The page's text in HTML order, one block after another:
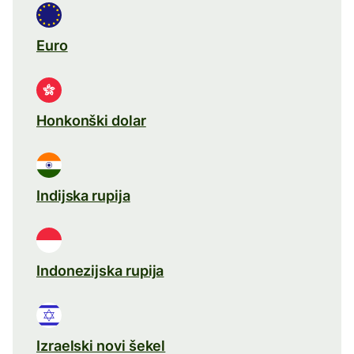
Euro
Honkonški dolar
Indijska rupija
Indonezijska rupija
Izraelski novi šekel